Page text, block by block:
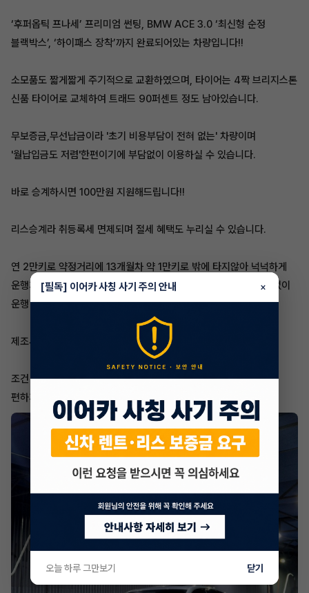
‘후퍼옵틱 프나세’ 프리미엄 썬팅, BMW ACE 3.0 ‘최신형 순정
블랙박스’, ‘하이패스 장착’까지 완료되어있는 차량입니다!!
소모품도 짧게짧게 주기적으로 교환하였으며, 타이어는 4짝 브리지스톤
신품 타이어로 교체하여 트래드 90퍼센트 정도 남아있습니다.
무보증금,무선납금이라 '초기 비용부담이 전혀 없는' 차량이며
'월납입금도 저렴'한편이기에 부담없이 이용하실 수 있습니다.
바로 승계하시면 100만원 지원해드립니다!!
리스승계라 취등록세 면제되며 절세 혜택도 누리실 수 있습니다.
연 2만키로 약정거리에 13개월차 약 1만키로 밖에 타지않아 넉넉하게
운행가능하시고, 디젤 차량중에서도 연비가 뛰어난 차량이라 부담없이
운행 가능하십니다.
제조사 신차 보증과 소모품 쿠폰도 빵빵하게 남아있습니다.
조건 조율도 가능합니다.
편하게 연락주세요!!
[필독] 이어카 사칭 사기 주의 안내 ×
오늘 하루 그만보기 닫기